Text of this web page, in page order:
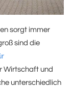
sorgt immer
sind die
Wirtschaft und
unterschiedlich